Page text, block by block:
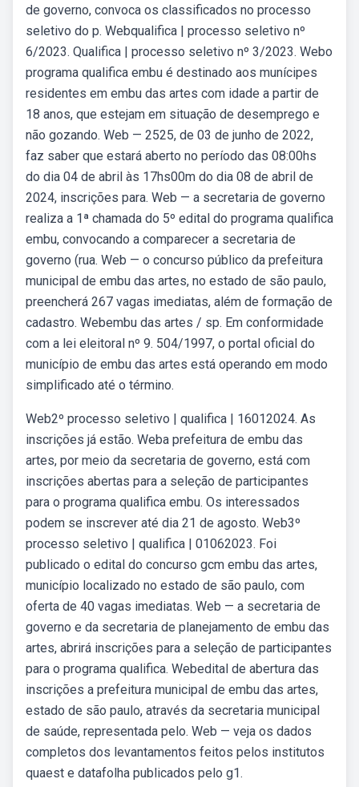
de governo, convoca os classificados no processo
seletivo do p. Webqualifica | processo seletivo nº
6/2023. Qualifica | processo seletivo nº 3/2023. Webo
programa qualifica embu é destinado aos munícipes
residentes em embu das artes com idade a partir de
18 anos, que estejam em situação de desemprego e
não gozando. Web — 2525, de 03 de junho de 2022,
faz saber que estará aberto no período das 08:00hs
do dia 04 de abril às 17hs00m do dia 08 de abril de
2024, inscrições para. Web — a secretaria de governo
realiza a 1ª chamada do 5º edital do programa qualifica
embu, convocando a comparecer a secretaria de
governo (rua. Web — o concurso público da prefeitura
municipal de embu das artes, no estado de são paulo,
preencherá 267 vagas imediatas, além de formação de
cadastro. Webembu das artes / sp. Em conformidade
com a lei eleitoral nº 9. 504/1997, o portal oficial do
município de embu das artes está operando em modo
simplificado até o término.
Web2º processo seletivo | qualifica | 16012024. As
inscrições já estão. Weba prefeitura de embu das
artes, por meio da secretaria de governo, está com
inscrições abertas para a seleção de participantes
para o programa qualifica embu. Os interessados
podem se inscrever até dia 21 de agosto. Web3º
processo seletivo | qualifica | 01062023. Foi
publicado o edital do concurso gcm embu das artes,
município localizado no estado de são paulo, com
oferta de 40 vagas imediatas. Web — a secretaria de
governo e da secretaria de planejamento de embu das
artes, abrirá inscrições para a seleção de participantes
para o programa qualifica. Webedital de abertura das
inscrições a prefeitura municipal de embu das artes,
estado de são paulo, através da secretaria municipal
de saúde, representada pelo. Web — veja os dados
completos dos levantamentos feitos pelos institutos
quaest e datafolha publicados pelo g1.